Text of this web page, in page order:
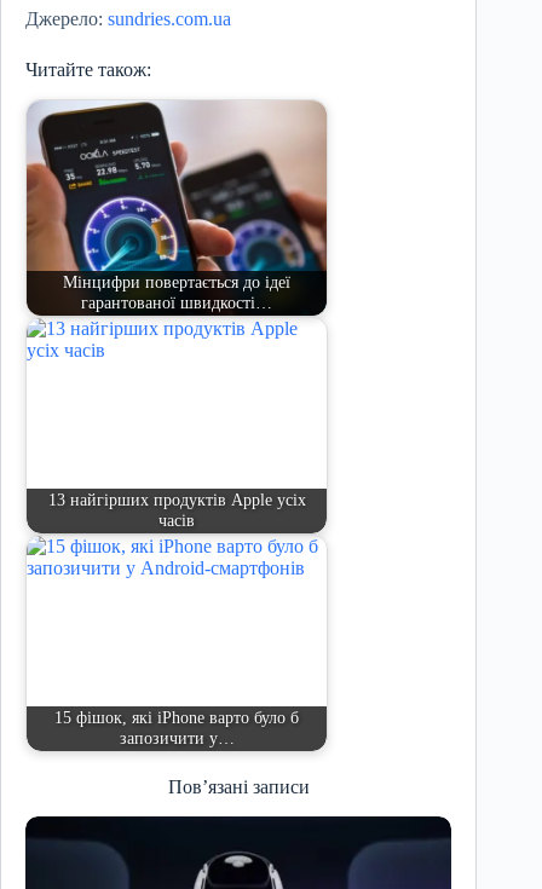
Джерело: sundries.com.ua
Читайте також:
Мінцифри повертається до ідеї
гарантованої швидкості…
13 найгірших продуктів Apple усіх
часів
15 фішок, які iPhone варто було б
запозичити у…
Пов’язані записи